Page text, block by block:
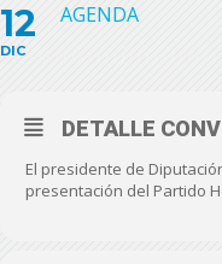
12
DIC
AGENDA
DETALLE
El presidente de
presentación del Partido